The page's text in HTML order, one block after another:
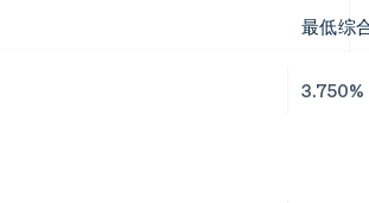
最低综
3.750%